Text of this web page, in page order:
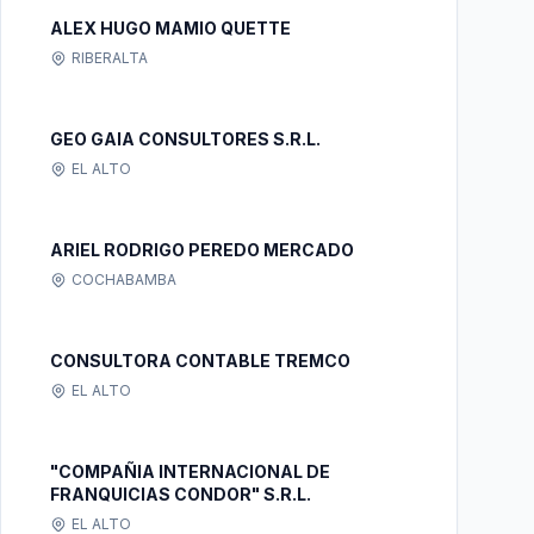
ALEX HUGO MAMIO QUETTE
RIBERALTA
GEO GAIA CONSULTORES S.R.L.
EL ALTO
ARIEL RODRIGO PEREDO MERCADO
COCHABAMBA
CONSULTORA CONTABLE TREMCO
EL ALTO
"COMPAÑIA INTERNACIONAL DE
FRANQUICIAS CONDOR" S.R.L.
EL ALTO